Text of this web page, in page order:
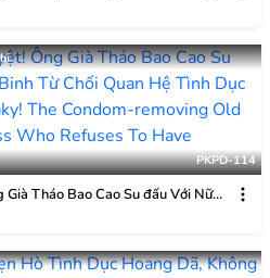
PKPD-114
Tháo Bao Cao Su đấu Với Nữ
Tình Dục Không An Toàn.